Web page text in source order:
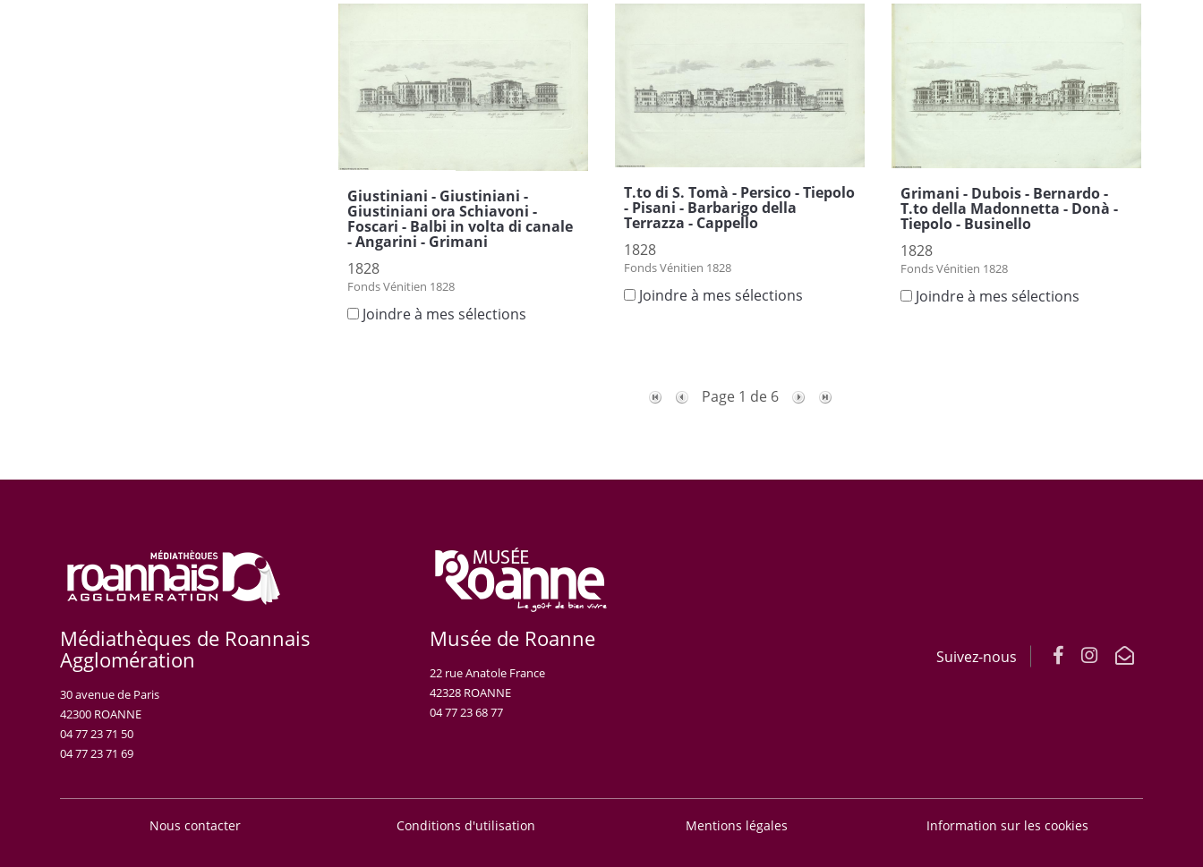
Giustiniani - Giustiniani -
Giustiniani ora Schiavoni -
Foscari - Balbi in volta di canale
- Angarini - Grimani
1828
Fonds Vénitien 1828
Joindre à mes sélections
T.to di S. Tomà - Persico - Tiepolo
- Pisani - Barbarigo della
Terrazza - Cappello
1828
Fonds Vénitien 1828
Joindre à mes sélections
Grimani - Dubois - Bernardo -
T.to della Madonnetta - Donà -
Tiepolo - Businello
1828
Fonds Vénitien 1828
Joindre à mes sélections
Page 1 de 6
Médiathèques de Roannais
Agglomération
30 avenue de Paris
42300 ROANNE
04 77 23 71 50
04 77 23 71 69
Musée de Roanne
22 rue Anatole France
42328 ROANNE
04 77 23 68 77
Suivez-nous
Nous contacter Conditions d'utilisation Mentions légales Information sur les cookies